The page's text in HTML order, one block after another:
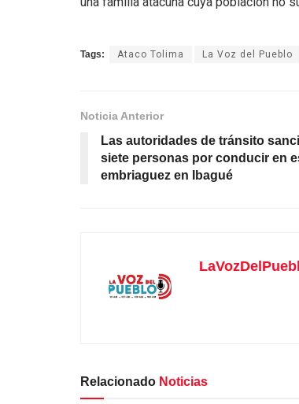
Tags: Ataco Tolima La Voz del Pueblo
Noticia Anterior
Las autoridades de tránsito
siete personas por conducir en
embriaguez en Ibagué
Relacionado Noticias